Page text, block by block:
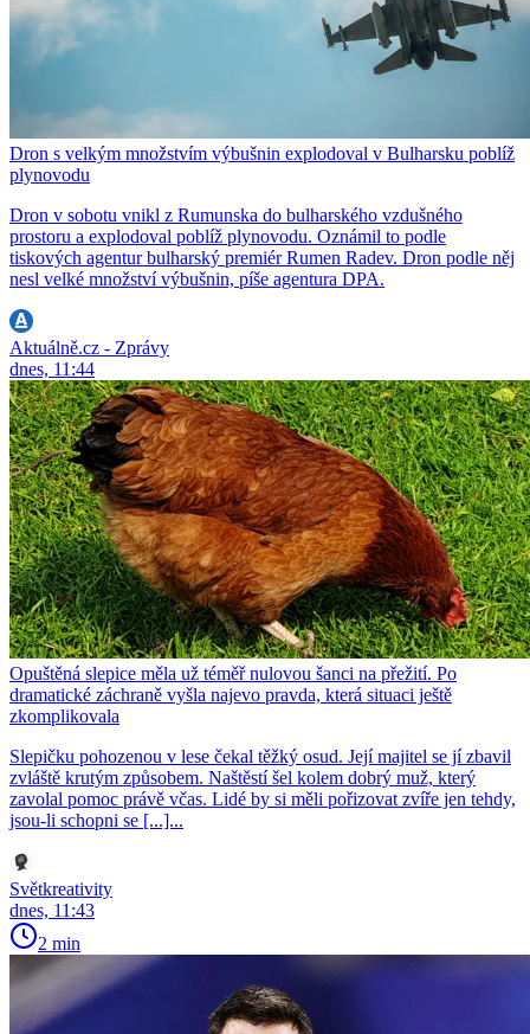
Dron s velkým množstvím výbušnin explodoval v Bulharsku poblíž
plynovodu
Dron v sobotu vnikl z Rumunska do bulharského vzdušného
prostoru a explodoval poblíž plynovodu. Oznámil to podle
tiskových agentur bulharský premiér Rumen Radev. Dron podle něj
nesl velké množství výbušnin, píše agentura DPA.
Aktuálně.cz - Zprávy
dnes, 11:44
Opuštěná slepice měla už téměř nulovou šanci na přežití. Po
dramatické záchraně vyšla najevo pravda, která situaci ještě
zkomplikovala
Slepičku pohozenou v lese čekal těžký osud. Její majitel se jí zbavil
zvláště krutým způsobem. Naštěstí šel kolem dobrý muž, který
zavolal pomoc právě včas. Lidé by si měli pořizovat zvíře jen tehdy,
jsou-li schopni se [...]...
Světkreativity
dnes, 11:43
2 min